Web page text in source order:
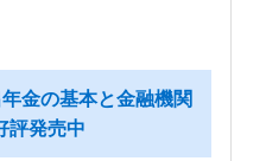
金の基本と金融機関
評発売中